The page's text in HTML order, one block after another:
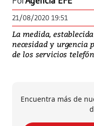
21/08/2020 19:51
La medida,
necesidad y urgencia
de los servicios
Encuentra más de